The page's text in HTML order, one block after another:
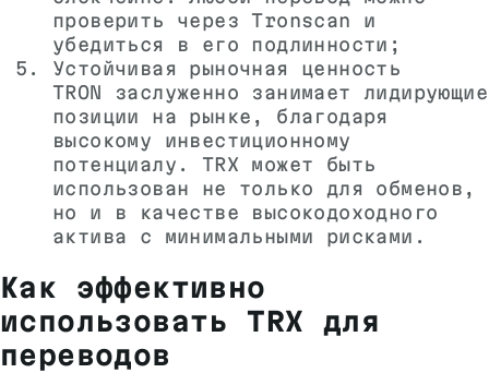
проверить через Tronscan и
убедиться в его подлинности;
Устойчивая рыночная ценность
TRON заслуженно занимает лидирующие
позиции на рынке, благодаря
высокому инвестиционному
потенциалу. TRX может быть
использован не только для обменов,
но и в качестве высокодоходного
актива с минимальными рисками.
Как эффективно
использовать TRX для
переводов